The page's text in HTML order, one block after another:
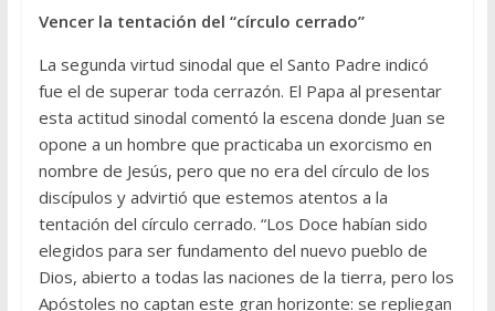
Vencer la tentación del “círculo cerrado”
La segunda virtud sinodal que el Santo Padre indicó
fue el de superar toda cerrazón. El Papa al presentar
esta actitud sinodal comentó la escena donde Juan se
opone a un hombre que practicaba un exorcismo en
nombre de Jesús, pero que no era del círculo de los
discípulos y advirtió que estemos atentos a la
tentación del círculo cerrado. “Los Doce habían sido
elegidos para ser fundamento del nuevo pueblo de
Dios, abierto a todas las naciones de la tierra, pero los
Apóstoles no captan este gran horizonte: se repliegan